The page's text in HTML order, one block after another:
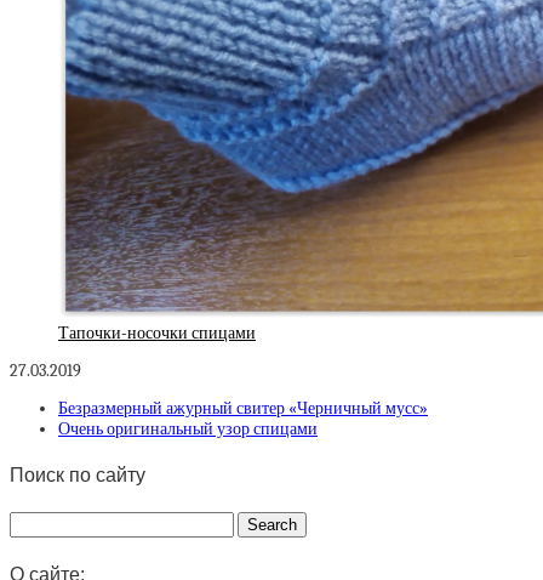
Тапочки-носочки спицами
27.03.2019
Безразмерный ажурный свитер «Черничный мусс»
Очень оригинальный узор спицами
Поиск по сайту
О сайте: